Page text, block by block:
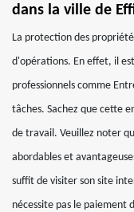
dans la ville de
La protection des
d'opérations. En effet, il
professionnels comme
tâches. Sachez que cette
de travail. Veuillez noter
abordables et
suffit de visiter son site
nécessite pas le paiement